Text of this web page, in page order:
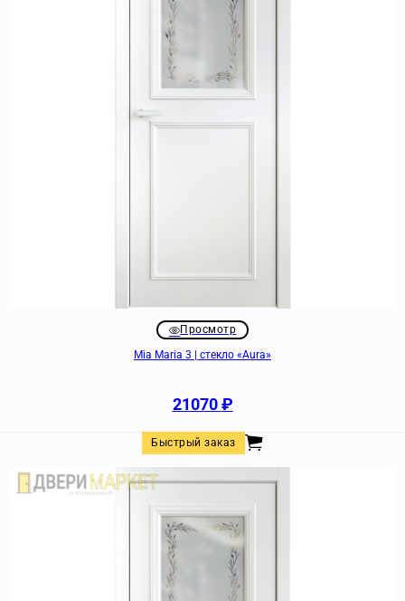
Просмотр
Mia Maria 3 | стекло «Aura»
21070₽
Быстрый заказ